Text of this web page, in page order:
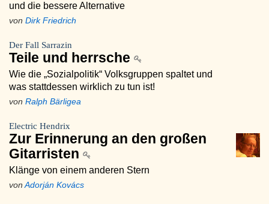
und die bessere Alternative
von Dirk Friedrich
Der Fall Sarrazin
Teile und herrsche
Wie die „Sozialpolitik“ Volksgruppen spaltet und
was stattdessen wirklich zu tun ist!
von Ralph Bärligea
Electric Hendrix
Zur Erinnerung an den großen
Gitarristen
Klänge von einem anderen Stern
von Adorján Kovács